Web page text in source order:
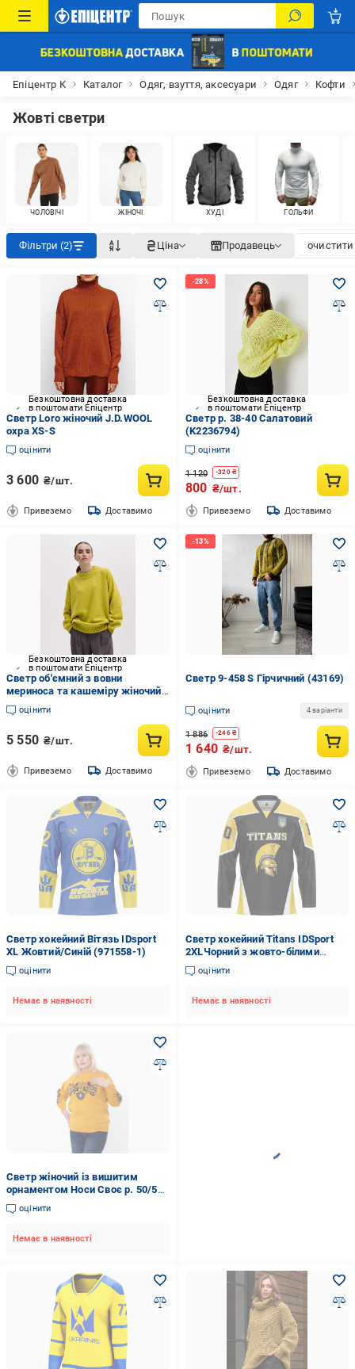
Епіцентр К Каталог Одяг, взуття, аксесуари Одяг Кофти
Жовті светри
ЧОЛОВІЧІ ЖІНОЧІ ХУДІ ГОЛЬФИ
Фільтри (2) Ціна Продавець очистити
Безкоштовна доставка
в поштомати Епіцентр
Светр Loro жіночий J.D.WOOL
охра XS-S
оцінити
3 600 ₴/шт.
Привеземо Доставимо
Безкоштовна доставка
в поштомати Епіцентр
Светр р. 38-40 Салатовий
(K2236794)
оцінити
1 120 -320₴
800 ₴/шт.
Привеземо Доставимо
Безкоштовна доставка
в поштомати Епіцентр
Светр об'ємний з вовни
мериноса та кашеміру жіночий
FIORE BIANCO жовтий One size
оцінити
5 550 ₴/шт.
Привеземо Доставимо
Светр 9-458 S Гірчичний (43169)
оцінити 4 варіанти
1 886 -246₴
1 640 ₴/шт.
Привеземо Доставимо
Светр хокейний Вітязь IDsport
XL Жовтий/Синій (971558-1)
оцінити
Немає в наявності
Светр хокейний Titans IDSport
2XLЧорний з жовто-білими
вставками (916784)
оцінити
Немає в наявності
Светр жіночий із вишитим
орнаментом Носи Своє р. 50/54
Гірчичний​ (18194)
оцінити
Немає в наявності